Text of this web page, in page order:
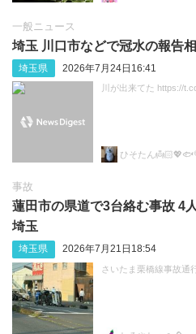
一般ニュース
埼玉 川口市などで冠水の報告
埼玉県 2026年7月24日16:41
川が出来てた https://
ひそたん
事故
蓮田市の県道で3台絡む事故 4
埼玉
埼玉県 2026年7月21日18:54
さいたま栗橋線事故通